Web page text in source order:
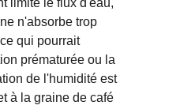
limite le flux d'eau,
n'absorbe trop
qui pourrait
prématurée ou la
de l'humidité est
à la graine de café